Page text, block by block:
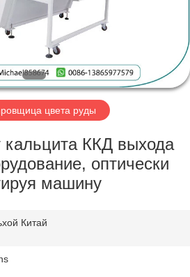
цвета руды
кальцита ККД выхода
оптически
машину
Китай